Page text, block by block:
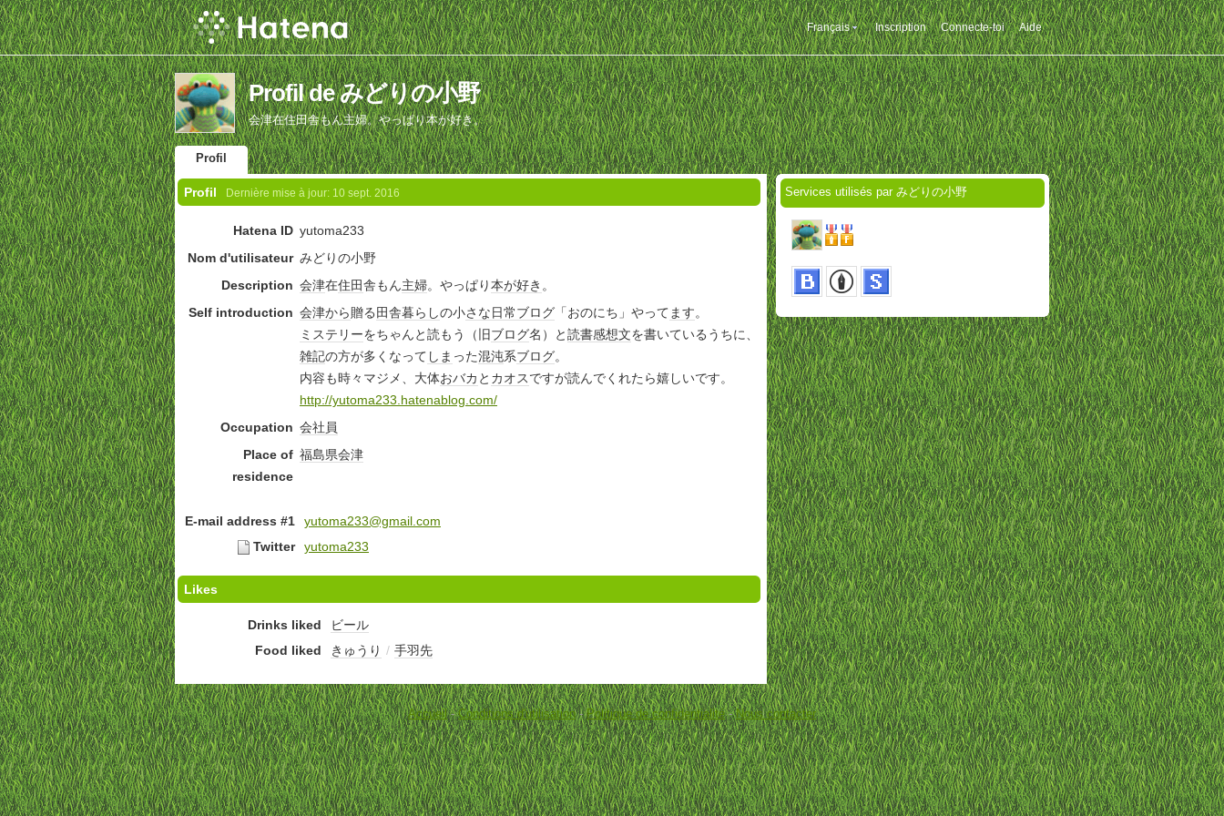
Français Inscription Connecte-toi Aide
Profil de みどりの小野
会津在住田舎もん主婦。やっぱり本が好き。
Profil
Profil Dernière mise à jour: 10 sept. 2016
Hatena ID yutoma233
Nom d'utilisateur みどりの小野
Description 会津在住田舎もん主婦。やっぱり本が好き 。
Self introduction 会津から贈る 田舎暮らしの小さな日常ブログ 「おのにち」やってます。
ミステリーをちゃんと読もう（旧ブログ名）と読書感想文を書いているうちに、
雑記の方が多くなって しま った混沌系ブログ。
内容も時々マジメ、大体おバカ と カオスですが読んでくれたら嬉しいです。
http://yutoma233.hatenablog.com/
Occupation 会社員
Place of
residence
福島県会津
E-mail address #1
yutoma233@gmail.com
Twitter
yutoma233
Likes
Drinks liked
ビール
Food liked
きゅうり / 手羽先
Services utilisés par みどりの小野
Accueil-Conditions d'utilisation-Politique de confidentialité-Nous contacter